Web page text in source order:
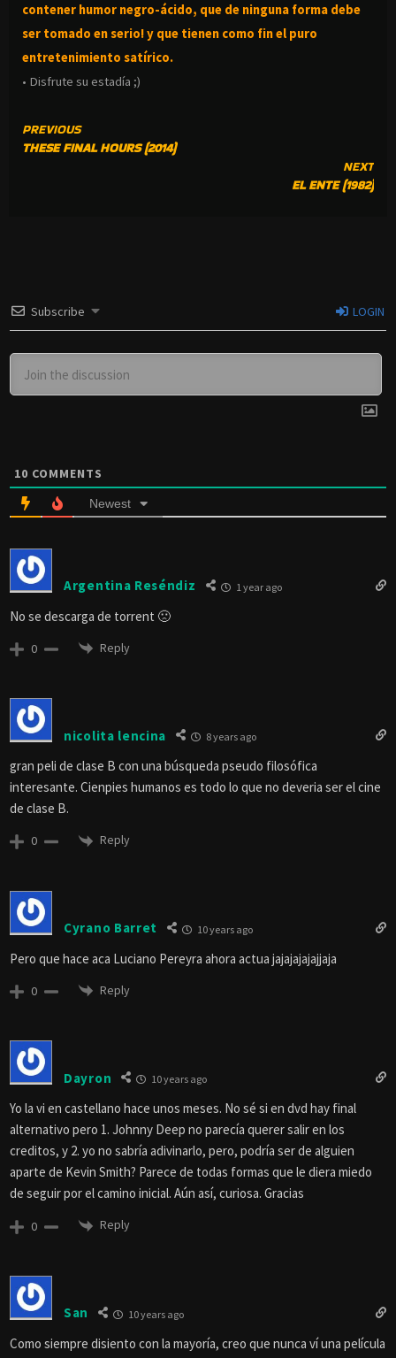
contener humor negro-ácido, que de ninguna forma debe
ser tomado en serio! y que tienen como fin el puro
entretenimiento satírico.
• Disfrute su estadía ;)
CONTINUE
READING
PREVIOUS
THESE FINAL HOURS (2014)
NEXT
EL ENTE (1982)
Subscribe LOGIN
10 COMMENTS
Newest
Argentina Reséndiz 1 year ago
No se descarga de torrent 🙁
0 Reply
nicolita lencina 8 years ago
gran peli de clase B con una búsqueda pseudo filosófica
interesante. Cienpies humanos es todo lo que no deveria ser el cine
de clase B.
0 Reply
Cyrano Barret 10 years ago
Pero que hace aca Luciano Pereyra ahora actua jajajajajajjaja
0 Reply
Dayron 10 years ago
Yo la vi en castellano hace unos meses. No sé si en dvd hay final
alternativo pero 1. Johnny Deep no parecía querer salir en los
creditos, y 2. yo no sabría adivinarlo, pero, podría ser de alguien
aparte de Kevin Smith? Parece de todas formas que le diera miedo
de seguir por el camino inicial. Aún así, curiosa. Gracias
0 Reply
San 10 years ago
Como siempre disiento con la mayoría, creo que nunca ví una película